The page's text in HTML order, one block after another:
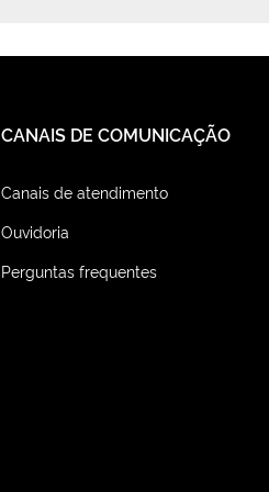
CANAIS DE COMUNICAÇÃO
Canais de atendimento
Ouvidoria
Perguntas frequentes